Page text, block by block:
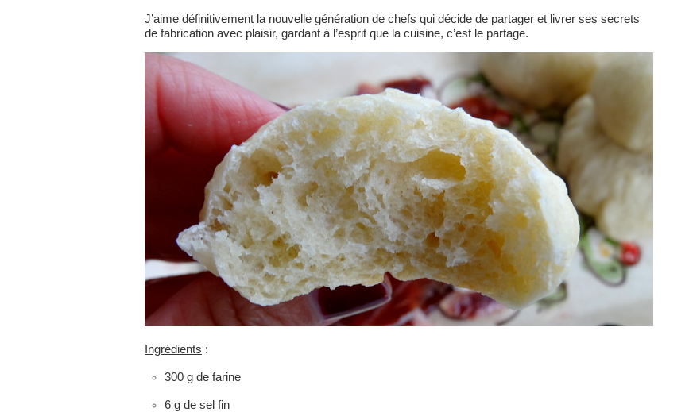
J’aime définitivement la nouvelle génération de chefs qui décide de partager et livrer ses secrets
de fabrication avec plaisir, gardant à l’esprit que la cuisine, c’est le partage.
Ingrédients :
300 g de farine
6 g de sel fin